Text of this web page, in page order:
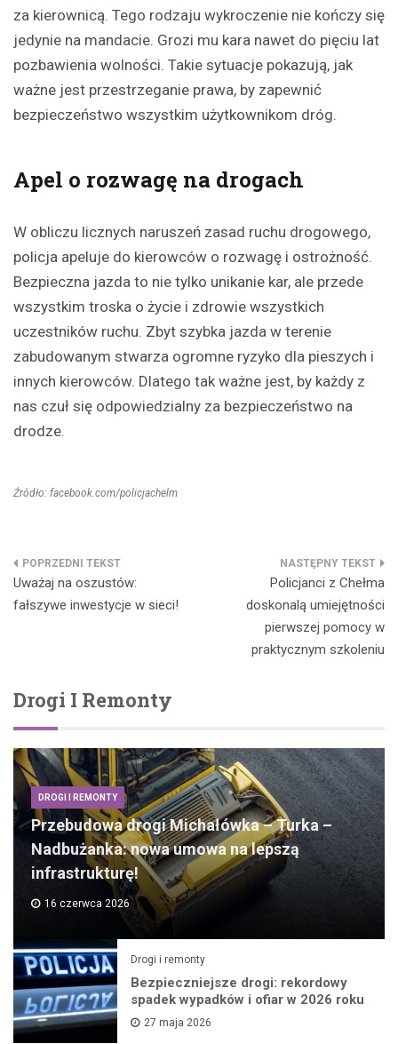
za kierownicą. Tego rodzaju wykroczenie nie kończy się
jedynie na mandacie. Grozi mu kara nawet do pięciu lat
pozbawienia wolności. Takie sytuacje pokazują, jak
ważne jest przestrzeganie prawa, by zapewnić
bezpieczeństwo wszystkim użytkownikom dróg.
Apel o rozwagę na drogach
W obliczu licznych naruszeń zasad ruchu drogowego,
policja apeluje do kierowców o rozwagę i ostrożność.
Bezpieczna jazda to nie tylko unikanie kar, ale przede
wszystkim troska o życie i zdrowie wszystkich
uczestników ruchu. Zbyt szybka jazda w terenie
zabudowanym stwarza ogromne ryzyko dla pieszych i
innych kierowców. Dlatego tak ważne jest, by każdy z
nas czuł się odpowiedzialny za bezpieczeństwo na
drodze.
Źródło: facebook.com/policjachelm
Nawigacja
wpisu
Uważaj na oszustów:
fałszywe inwestycje w sieci!
Policjanci z Chełma
doskonalą umiejętności
pierwszej pomocy w
praktycznym szkoleniu
Drogi I Remonty
DROGI I REMONTY
Przebudowa drogi Michałówka – Turka –
Nadbużanka: nowa umowa na lepszą
infrastrukturę!
16 czerwca 2026
Drogi i remonty
Bezpieczniejsze drogi: rekordowy
spadek wypadków i ofiar w 2026 roku
27 maja 2026